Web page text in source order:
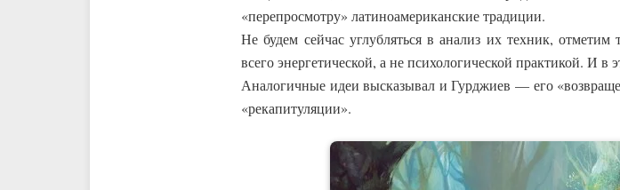
«перепросмотру» латиноамериканские традиции.
Не будем сейчас углубляться в анализ их техник,
всего энергетической, а не психологической практикой. И
Аналогичные идеи высказывал и Гурджиев — его
«рекапитуляции».